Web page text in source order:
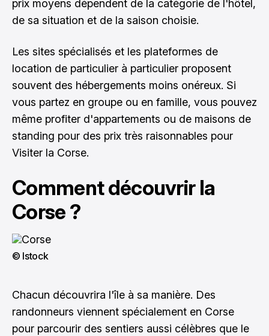
prix moyens dépendent de la catégorie de l'hôtel,
de sa situation et de la saison choisie.
Les sites spécialisés et les plateformes de
location de particulier à particulier proposent
souvent des hébergements moins onéreux. Si
vous partez en groupe ou en famille, vous pouvez
même profiter d'appartements ou de maisons de
standing pour des prix très raisonnables pour
Visiter la Corse.
Comment découvrir la
Corse ?
© Istock
Chacun découvrira l'île à sa manière. Des
randonneurs viennent spécialement en Corse
pour parcourir des sentiers aussi célèbres que le